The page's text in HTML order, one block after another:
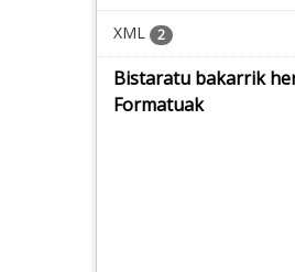
XML 2
Bistaratu bakarrik
Formatuak